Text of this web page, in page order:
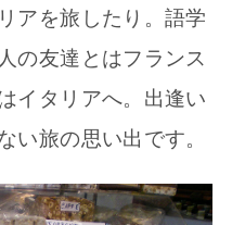
アを旅したり。語学
の友達とはフランス
イタリアへ。出逢い
い旅の思い出です。